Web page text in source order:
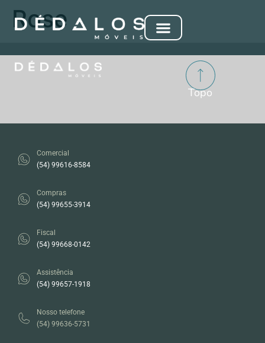
Rose
Topo
Comercial
(54) 99616-8584
Compras
(54) 99655-3914
Fiscal
(54) 99668-0142
Assistência
(54) 99657-1918
Nosso telefone
(54) 99636-5731